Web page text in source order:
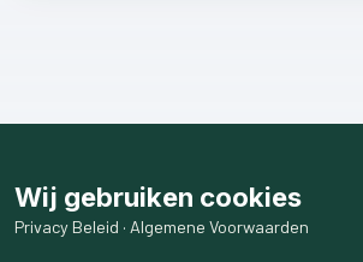
Wij gebruiken cookies
Privacy Beleid · Algemene Voorwaarden